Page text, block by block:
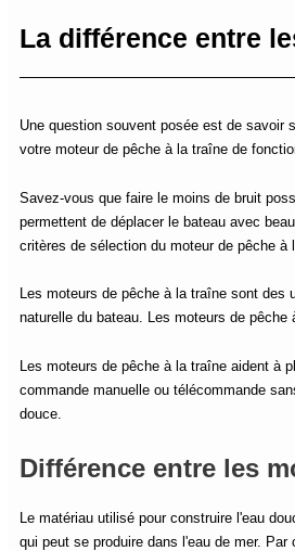
La différence entre
Une question souvent posée est de savoir
votre moteur de pêche à la traîne de
Savez-vous que faire le moins de bruit
permettent de déplacer le bateau avec
critères de sélection du moteur de pêche
Les moteurs de pêche à la traîne sont des
naturelle du bateau. Les moteurs de
Les moteurs de pêche à la traîne aident à
commande manuelle ou télécommande
douce.
Différence entre les
Le matériau utilisé pour construire l'eau
qui peut se produire dans l'eau de mer.